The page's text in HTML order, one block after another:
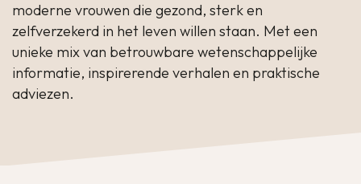
moderne vrouwen die gezond, sterk en
zelfverzekerd in het leven willen staan. Met een
unieke mix van betrouwbare wetenschappelijke
informatie, inspirerende verhalen en praktische
adviezen.